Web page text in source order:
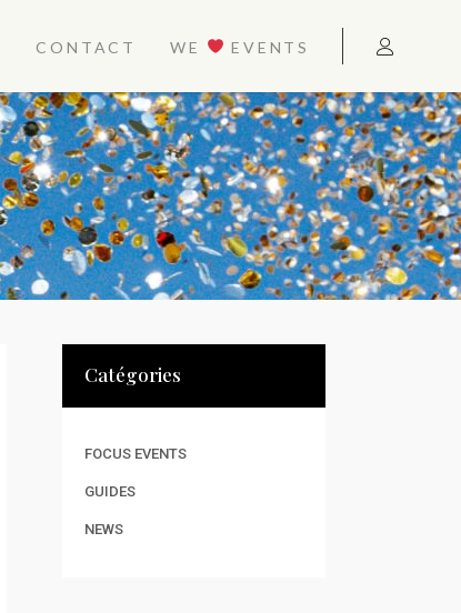
CONTACT WE EVENTS
Catégories
FOCUS EVENTS
GUIDES
NEWS